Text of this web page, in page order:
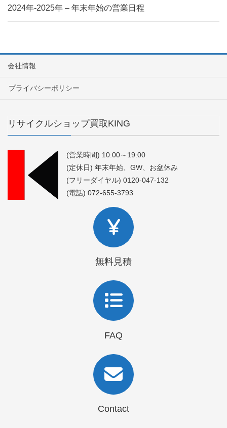
2024年-2025年 – 年末年始の営業日程
会社情報
プライバシーポリシー
リサイクルショップ買取KING
(営業時間) 10:00～19:00
(定休日) 年末年始、GW、お盆休み
(フリーダイヤル) 0120-047-132
(電話) 072-655-3793
無料見積
FAQ
Contact